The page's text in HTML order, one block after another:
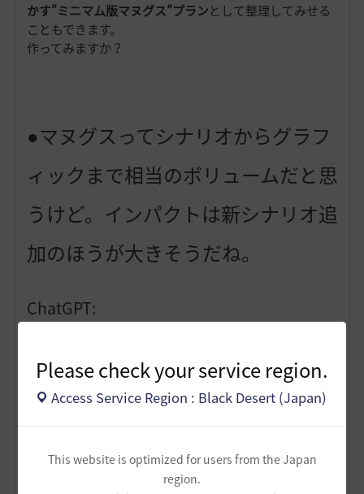
Please check your service region.
Access Service Region : Black Desert (Japan)
This website is optimized for users from the Japan
region.
かす“ミニマム版マヌグス”プランとして整理してみせる
こともできます。
作ってみますか？
●マヌグスってシナリオからグラフ
ィックまで相当のボリュームだと思
うけど。インパクトは新シナリオ追
加のほうが大きそうだね。
ChatGPT:
なるシステム追加ではなく、ストーリー・シナリオ・グ
ラフィック・演出まで丸ごと新規コンテンツとして追加
されたからです。
具体的に言うと：
シナリオ／クエスト追加→ プレイヤーに「新しい物語
を体験する」という明確な目的を与える